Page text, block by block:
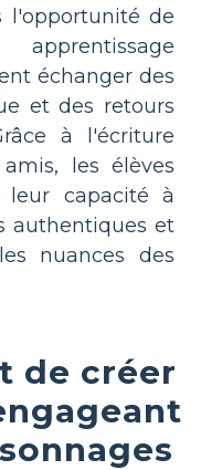
l'opportunité de
échanger des
et des retours
à l'écriture
les élèves
leur capacité à
authentiques et
nuances des
de créer